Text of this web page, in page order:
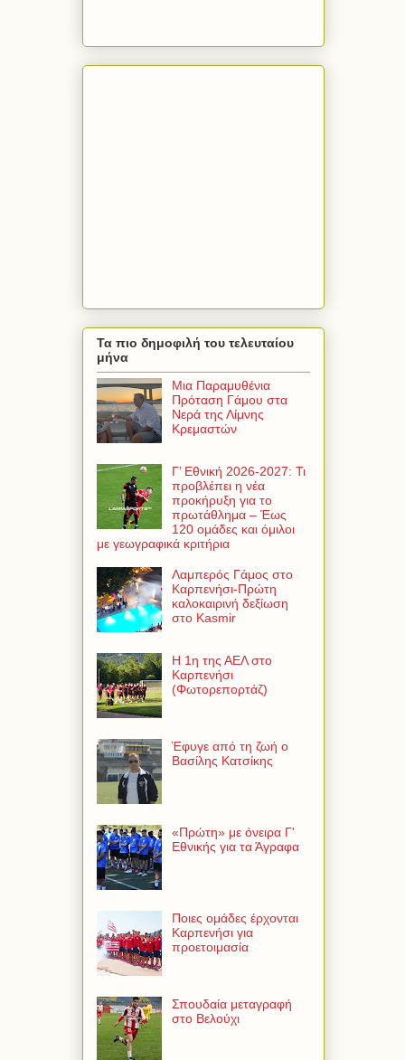
Τα πιο δημοφιλή του τελευταίου
μήνα
Μια Παραμυθένια
Πρόταση Γάμου στα
Νερά της Λίμνης
Κρεμαστών
Γ’ Εθνική 2026-2027: Τι
προβλέπει η νέα
προκήρυξη για το
πρωτάθλημα – Έως
120 ομάδες και όμιλοι
με γεωγραφικά κριτήρια
Λαμπερός Γάμος στο
Καρπενήσι-Πρώτη
καλοκαιρινή δεξίωση
στο Kasmir
Η 1η της ΑΕΛ στο
Καρπενήσι
(Φωτορεπορτάζ)
Έφυγε από τη ζωή ο
Βασίλης Κατσίκης
«Πρώτη» με όνειρα Γ'
Εθνικής για τα Άγραφα
Ποιες ομάδες έρχονται
Καρπενήσι για
προετοιμασία
Σπουδαία μεταγραφή
στο Βελούχι